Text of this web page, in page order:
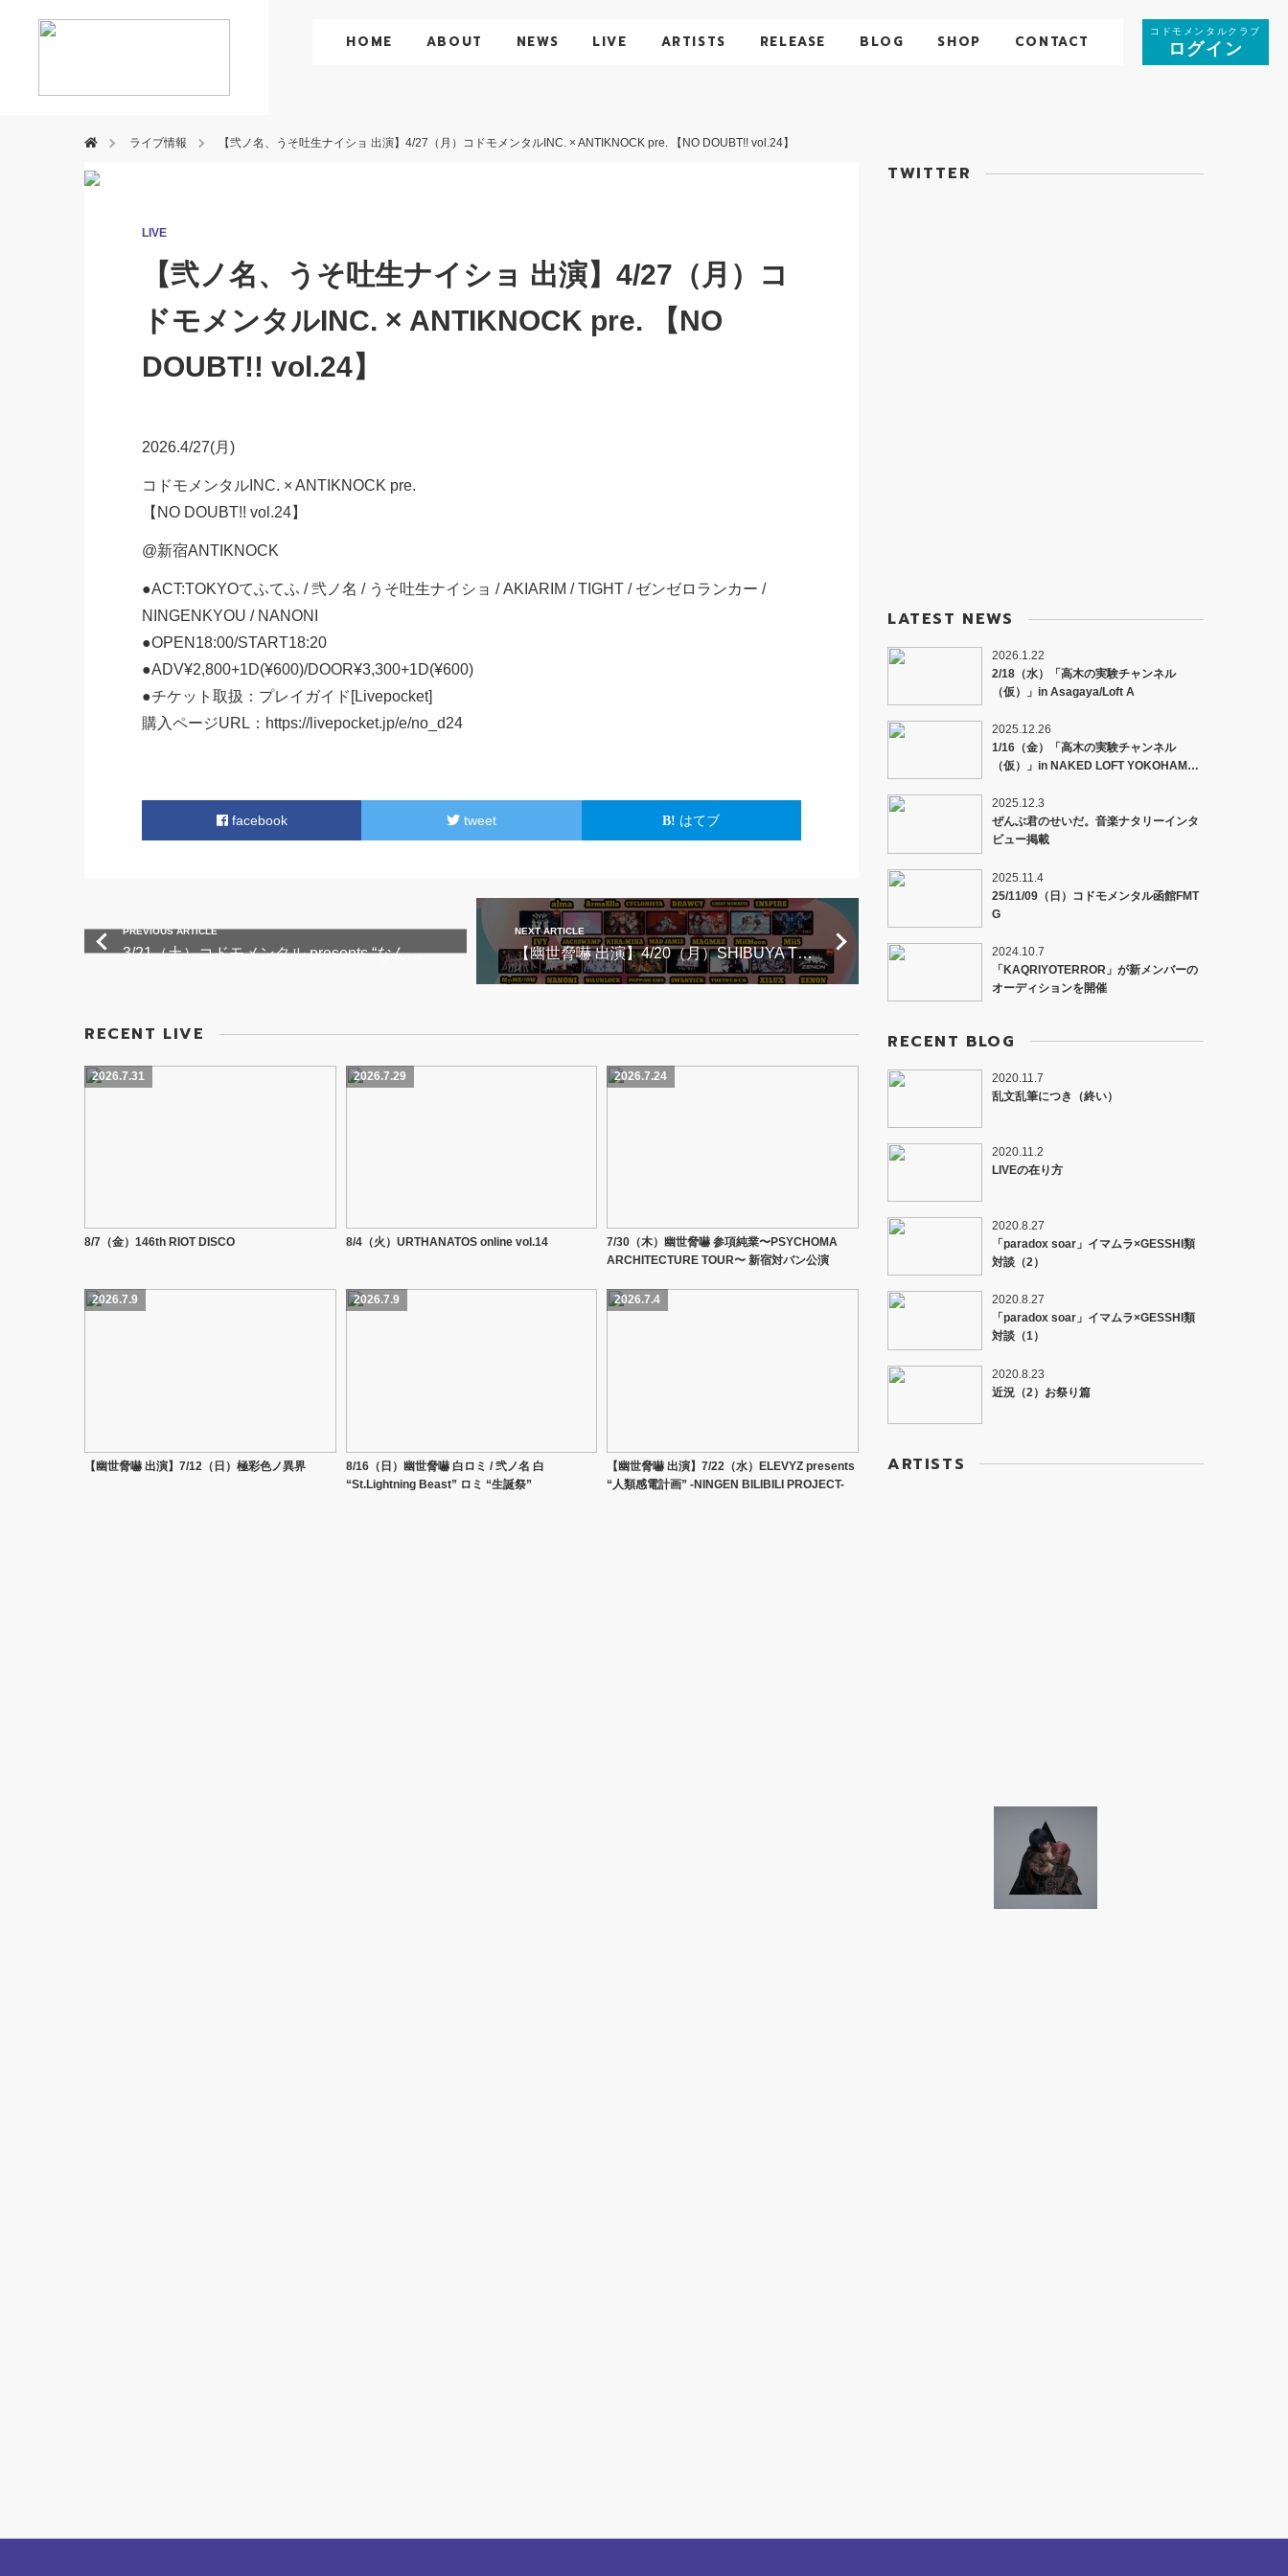
HOME ABOUT NEWS LIVE ARTISTS RELEASE BLOG SHOP CONTACT
コドモメンタルクラブ
ログイン
ライブ情報 【弐ノ名、うそ吐生ナイショ 出演】4/27（月）コドモメンタルINC. × ANTIKNOCK pre. 【NO DOUBT!! vol.24】
LIVE
【弐ノ名、うそ吐生ナイショ 出演】4/27（月）コ
ドモメンタルINC. × ANTIKNOCK pre. 【NO
DOUBT!! vol.24】
2026.4/27(月)
コドモメンタルINC. × ANTIKNOCK pre.
【NO DOUBT!! vol.24】
@新宿ANTIKNOCK
●ACT:TOKYOてふてふ / 弐ノ名 / うそ吐生ナイショ / AKIARIM / TIGHT / ゼンゼロランカー /
NINGENKYOU / NANONI
●OPEN18:00/START18:20
●ADV¥2,800+1D(¥600)/DOOR¥3,300+1D(¥600)
●チケット取扱：プレイガイド[Livepocket]
購入ページURL： https://livepocket.jp/e/no_d24
facebook tweet はてブ
PREVIOUS ARTICLE
3/21（土）コドモメンタル presents “なんか緊急” Vol.4
NEXT ARTICLE
【幽世脅嚇 出演】4/20（月）SHIBUYA THE GAME PRESENTS 『UxDxGxW PARADE 2026 SPRING』
RECENT LIVE
2026.7.31
8/7（金）146th RIOT DISCO
2026.7.29
8/4（火）URTHANATOS online vol.14
2026.7.24
7/30（木）幽世脅嚇 参項純業〜PSYCHOMA
ARCHITECTURE TOUR〜 新宿対バン公演
2026.7.9
【幽世脅嚇 出演】7/12（日）極彩色ノ異界
2026.7.9
8/16（日）幽世脅嚇 白ロミ / 弐ノ名 白
“St.Lightning Beast” ロミ “生誕祭”
2026.7.4
【幽世脅嚇 出演】7/22（水）ELEVYZ presents
“人類感電計画” -NINGEN BILIBILI PROJECT-
TWITTER
LATEST NEWS
2026.1.22
2/18（水）「高木の実験チャンネル
（仮）」in Asagaya/Loft A
2025.12.26
1/16（金）「高木の実験チャンネル
（仮）」in NAKED LOFT YOKOHAMA -
2025.12.3
ぜんぶ君のせいだ。音楽ナタリーインタ
ビュー掲載
2025.11.4
25/11/09（日）コドモメンタル函館FMT
G
2024.10.7
「KAQRIYOTERROR」が新メンバーの
オーディションを開催
RECENT BLOG
2020.11.7
乱文乱筆につき（終い）
2020.11.2
LIVEの在り方
2020.8.27
「paradox soar」イマムラ×GESSHI類
対談（2）
2020.8.27
「paradox soar」イマムラ×GESSHI類
対談（1）
2020.8.23
近況（2）お祭り篇
ARTISTS